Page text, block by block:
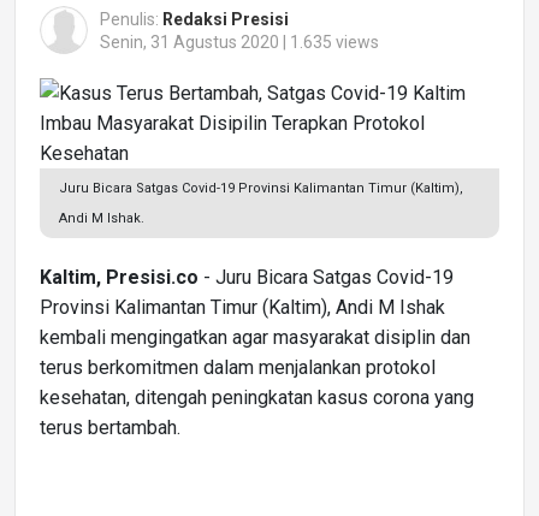
Penulis: Redaksi Presisi
Senin, 31 Agustus 2020 | 1.635 views
Juru Bicara Satgas Covid-19 Provinsi Kalimantan Timur (Kaltim),
Andi M Ishak.
Kaltim, Presisi.co - Juru Bicara Satgas Covid-19
Provinsi Kalimantan Timur (Kaltim), Andi M Ishak
kembali mengingatkan agar masyarakat disiplin dan
terus berkomitmen dalam menjalankan protokol
kesehatan, ditengah peningkatan kasus corona yang
terus bertambah.